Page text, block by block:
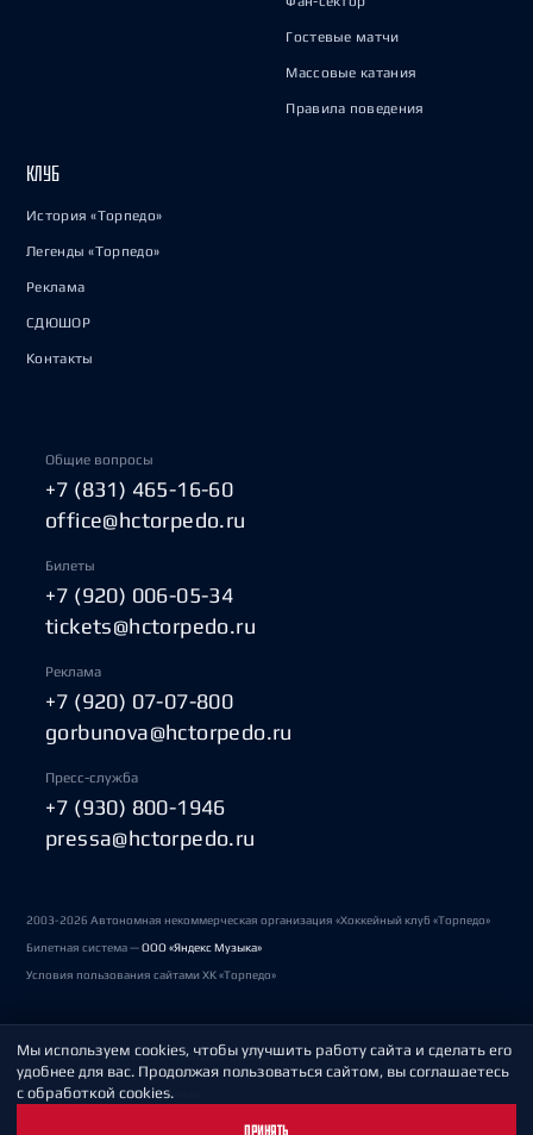
Гостевые матчи
Массовые катания
Правила поведения
КЛУБ
История «Торпедо»
Легенды «Торпедо»
Реклама
СДЮШОР
Контакты
Общие вопросы
+7 (831) 465-16-60
office@hctorpedo.ru
Билеты
+7 (920) 006-05-34
tickets@hctorpedo.ru
Реклама
+7 (920) 07-07-800
gorbunova@hctorpedo.ru
Пресс-служба
+7 (930) 800-1946
pressa@hctorpedo.ru
2003-2026 Автономная некоммерческая организация «Хоккейный клуб «Торпедо»
Билетная система —ООО «Яндекс Музыка»
Условия пользования сайтами ХК «Торпедо»
Политика обработки персональных данных
Пользовательское соглашение
Мы используем cookies, чтобы улучшить работу сайта и сделать его
удобнее для вас. Продолжая пользоваться сайтом, вы соглашаетесь
с обработкой cookies.
ПРИНЯТЬ